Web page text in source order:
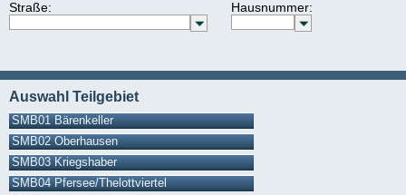
Straße:
Hausnummer:
Auswahl Teilgebiet
SMB01 Bärenkeller
SMB02 Oberhausen
SMB03 Kriegshaber
SMB04 Pfersee/Thelottviertel